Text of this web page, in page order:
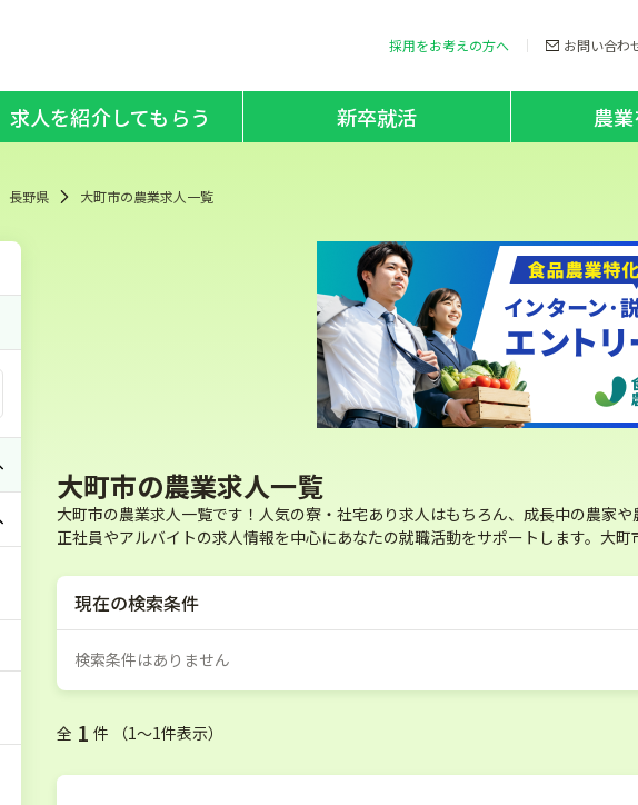
採用をお考えの方へ お問い合わ
求人を紹介してもらう 新卒就活 農
長野県 大町市の農業求人一覧
大町市の農業求人一覧
大町市の農業求人一覧です！人気の寮・社宅あり求人はもちろん、成長中の農家
正社員やアルバイトの求人情報を中心にあなたの就職活動をサポートします。大
現在の検索条件
検索条件はありません
全 1 件 （1〜1件表示）